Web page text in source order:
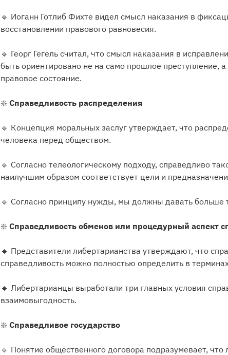
🔹 Иоганн Готлиб Фихте видел смысл наказания в
восстановлении правового равновесия.
🔹 Георг Гегель считал, что смысл наказания в
быть ориентировано не на само прошлое преступление,
правовое состояние.
❇ ️ Справедливость распределения
🔹 Концепция моральных заслуг утверждает, что
человека перед обществом.
🔹 Согласно телеологическому подходу, справедливо
наилучшим образом соответствует цели и
🔹 Согласно принципу нужды, мы должны давать больше
❇ Справедливость обменов или процедурный аспект
🔹 Представители либертарианства утверждают, что
справедливость можно полностью определить в
🔹 Либертарианцы выработали три главных условия
взаимовыгодность.
❇ ️ Справедливое государство
🔹 Понятие общественного договора подразумевает,